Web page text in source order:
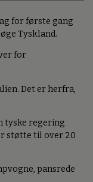
for første gang
Tyskland.
for
Det er herfra,
tyske regering
støtte til over 20
pansrede